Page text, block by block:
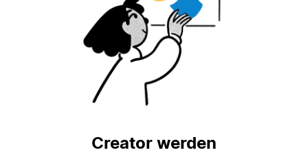
Creator werden